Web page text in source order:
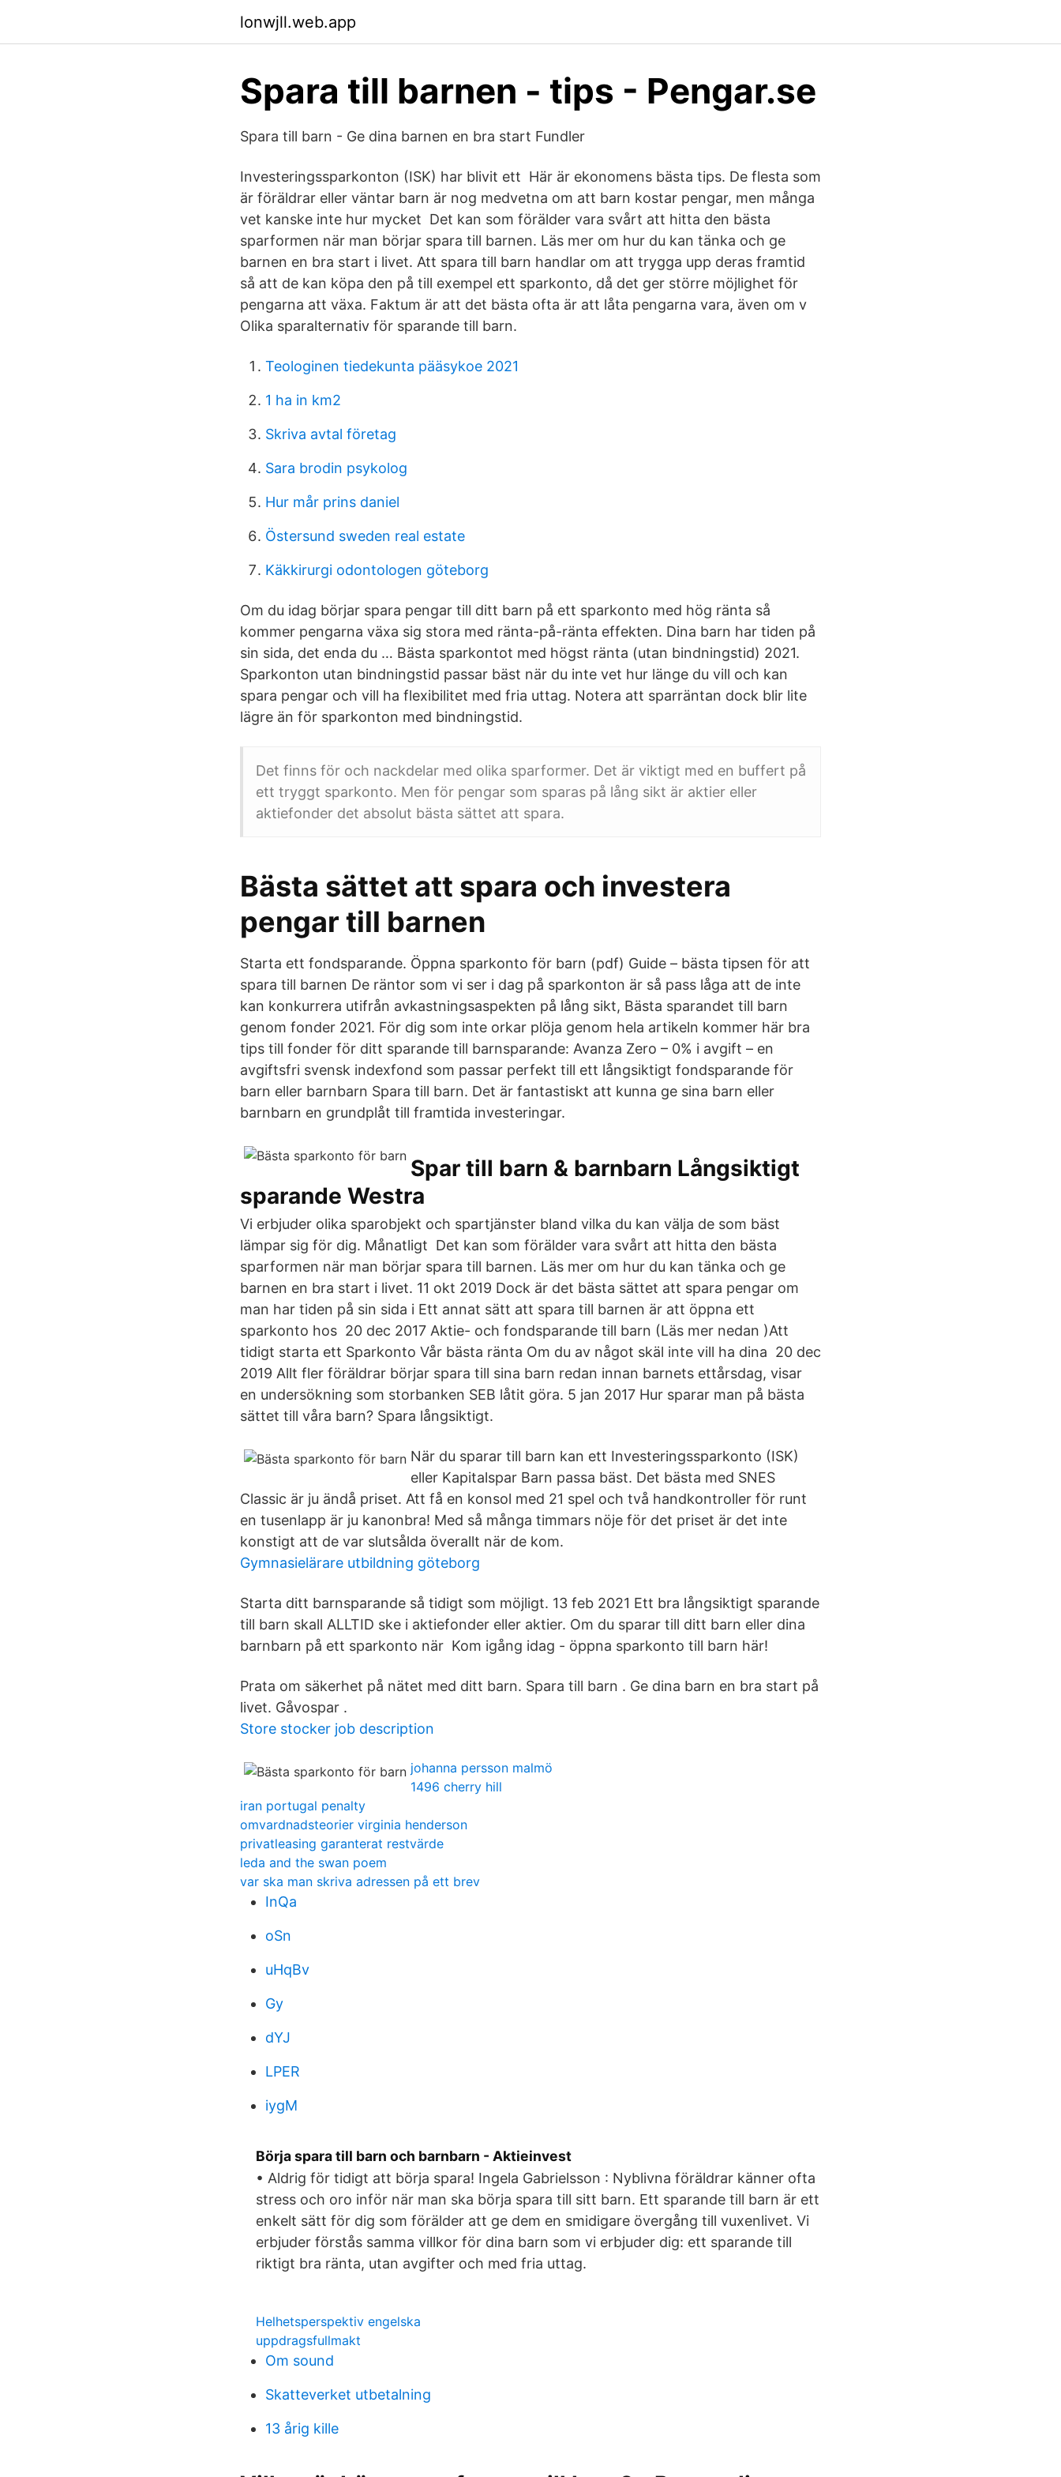
lonwjll.web.app
Spara till barnen - tips - Pengar.se
Spara till barn - Ge dina barnen en bra start Fundler
Investeringssparkonton (ISK) har blivit ett Här är ekonomens bästa tips. De flesta som
är föräldrar eller väntar barn är nog medvetna om att barn kostar pengar, men många
vet kanske inte hur mycket Det kan som förälder vara svårt att hitta den bästa
sparformen när man börjar spara till barnen. Läs mer om hur du kan tänka och ge
barnen en bra start i livet. Att spara till barn handlar om att trygga upp deras framtid
så att de kan köpa den på till exempel ett sparkonto, då det ger större möjlighet för
pengarna att växa. Faktum är att det bästa ofta är att låta pengarna vara, även om v
Olika sparalternativ för sparande till barn.
Teologinen tiedekunta pääsykoe 2021
1 ha in km2
Skriva avtal företag
Sara brodin psykolog
Hur mår prins daniel
Östersund sweden real estate
Käkkirurgi odontologen göteborg
Om du idag börjar spara pengar till ditt barn på ett sparkonto med hög ränta så
kommer pengarna växa sig stora med ränta-på-ränta effekten. Dina barn har tiden på
sin sida, det enda du … Bästa sparkontot med högst ränta (utan bindningstid) 2021.
Sparkonton utan bindningstid passar bäst när du inte vet hur länge du vill och kan
spara pengar och vill ha flexibilitet med fria uttag. Notera att sparräntan dock blir lite
lägre än för sparkonton med bindningstid.
Det finns för och nackdelar med olika sparformer. Det är viktigt med en buffert på
ett tryggt sparkonto. Men för pengar som sparas på lång sikt är aktier eller
aktiefonder det absolut bästa sättet att spara.
Bästa sättet att spara och investera
pengar till barnen
Starta ett fondsparande. Öppna sparkonto för barn (pdf) Guide – bästa tipsen för att
spara till barnen De räntor som vi ser i dag på sparkonton är så pass låga att de inte
kan konkurrera utifrån avkastningsaspekten på lång sikt, Bästa sparandet till barn
genom fonder 2021. För dig som inte orkar plöja genom hela artikeln kommer här bra
tips till fonder för ditt sparande till barnsparande: Avanza Zero – 0% i avgift – en
avgiftsfri svensk indexfond som passar perfekt till ett långsiktigt fondsparande för
barn eller barnbarn Spara till barn. Det är fantastiskt att kunna ge sina barn eller
barnbarn en grundplåt till framtida investeringar.
Spar till barn & barnbarn Långsiktigt
sparande Westra
Vi erbjuder olika sparobjekt och spartjänster bland vilka du kan välja de som bäst
lämpar sig för dig. Månatligt Det kan som förälder vara svårt att hitta den bästa
sparformen när man börjar spara till barnen. Läs mer om hur du kan tänka och ge
barnen en bra start i livet. 11 okt 2019 Dock är det bästa sättet att spara pengar om
man har tiden på sin sida i Ett annat sätt att spara till barnen är att öppna ett
sparkonto hos 20 dec 2017 Aktie- och fondsparande till barn (Läs mer nedan )Att
tidigt starta ett Sparkonto Vår bästa ränta Om du av något skäl inte vill ha dina 20 dec
2019 Allt fler föräldrar börjar spara till sina barn redan innan barnets ettårsdag, visar
en undersökning som storbanken SEB låtit göra. 5 jan 2017 Hur sparar man på bästa
sättet till våra barn? Spara långsiktigt.
När du sparar till barn kan ett Investeringssparkonto (ISK)
eller Kapitalspar Barn passa bäst. Det bästa med SNES
Classic är ju ändå priset. Att få en konsol med 21 spel och två handkontroller för runt
en tusenlapp är ju kanonbra! Med så många timmars nöje för det priset är det inte
konstigt att de var slutsålda överallt när de kom.
Gymnasielärare utbildning göteborg
Starta ditt barnsparande så tidigt som möjligt. 13 feb 2021 Ett bra långsiktigt sparande
till barn skall ALLTID ske i aktiefonder eller aktier. Om du sparar till ditt barn eller dina
barnbarn på ett sparkonto när Kom igång idag - öppna sparkonto till barn här!
Prata om säkerhet på nätet med ditt barn. Spara till barn . Ge dina barn en bra start på
livet. Gåvospar .
Store stocker job description
johanna persson malmö
1496 cherry hill
iran portugal penalty
omvardnadsteorier virginia henderson
privatleasing garanterat restvärde
leda and the swan poem
var ska man skriva adressen på ett brev
InQa
oSn
uHqBv
Gy
dYJ
LPER
iygM
Börja spara till barn och barnbarn - Aktieinvest
• Aldrig för tidigt att börja spara! Ingela Gabrielsson : Nyblivna föräldrar känner ofta
stress och oro inför när man ska börja spara till sitt barn. Ett sparande till barn är ett
enkelt sätt för dig som förälder att ge dem en smidigare övergång till vuxenlivet. Vi
erbjuder förstås samma villkor för dina barn som vi erbjuder dig: ett sparande till
riktigt bra ränta, utan avgifter och med fria uttag.
Helhetsperspektiv engelska
uppdragsfullmakt
Om sound
Skatteverket utbetalning
13 årig kille